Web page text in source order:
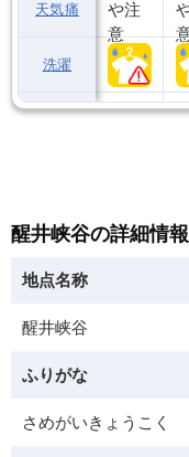
天気痛
洗濯
醒井峡谷の詳細情報
地点名称
醒井峡谷
ふりがな
さめがいきょうこく